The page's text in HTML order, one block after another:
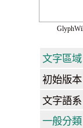
文字區域
初始版本
文字語系
一般分類